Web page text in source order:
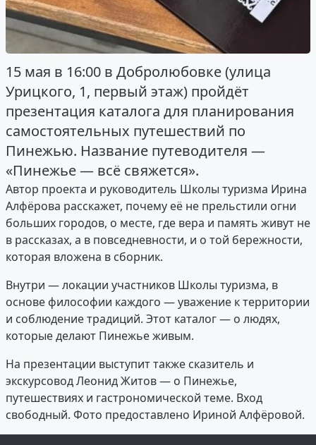
15 мая в 16:00 в Добролюбовке (улица
Урицкого, 1, первый этаж) пройдёт
презентация каталога для планирования
самостоятельных путешествий по
Пинежью. Название путеводителя —
«Пинежье — всё свяжется».
Автор проекта и руководитель Школы туризма Ирина
Алфёрова расскажет, почему её не прельстили огни
больших городов, о месте, где вера и память живут не
в рассказах, а в повседневности, и о той бережности,
которая вложена в сборник.
Внутри — локации участников Школы туризма, в
основе философии каждого — уважение к территории
и соблюдение традиций. Этот каталог — о людях,
которые делают Пинежье живым.
На презентации выступит также сказитель и
экскурсовод Леонид Житов — о Пинежье,
путешествиях и гастрономической теме. Вход
свободный. Фото предоставлено Ириной Алфёровой.